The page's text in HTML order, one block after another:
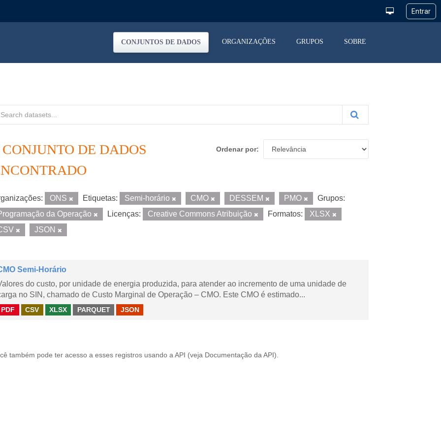
CONJUNTOS DE DADOS ORGANIZAÇÕES GRUPOS SOBRE
Ordenar por
CONJUNTO DE DADOS
ONS Etiquetas: Semi-horário CMO DESSEM PMO
Grupos:
da Operação
Licenças: Creative Commons Atribuição Formatos:
XLSX
JSON
Semi-Horário
do custo, por unidade de energia produzida, para atender ao incremento de uma unidade de
no SIN, chamado de Custo Marginal de Operação – CMO. Este CMO é estimado...
PDF CSV XLSX PARQUET JSON
também pode ter acesso a esses registros usando a API (veja Documentação da API ).